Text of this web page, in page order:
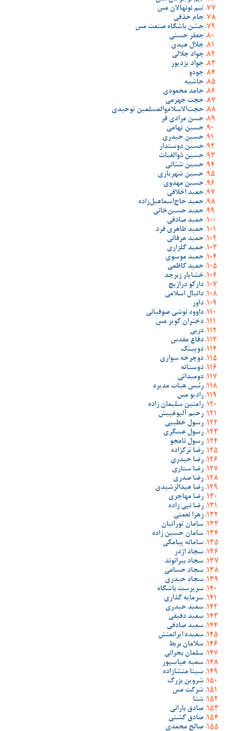
تیم نونهالان مس
جام حذفی
جشن باشگاه صنعت مس
جعفر حسنی
جلال عبدی
جواد جلالی
جواد یزدپور
جودو
حاشیه
حامد محمودی
حجت جهرمی
حجت‌الاسلام‌والمسلمین توحیدی
حسن مرادی فر
حسین تهامی
حسین حیدری
حسین دوستدار
حسین ذوالغیاث
حسین شنانی
حسین شهریاری
حسین مهدوی
حمید اخلاقی
حمید حاج‌اسماعیل‌زاده
حمید حسین‌خانی
حمید صادقی
حمید طاهری فرد
حمید عرفانی
حمید گلزاری
حمید موسوی
حمید کاظمی
خشایار زبرجد
دارکو دراژیچ
دانیال اسلامی
داور
داوود نوشی صوفیانی
دختران کویر مس
دربی
دفاع مقدس
دوپینگ
دوچرخه سواری
دوستانه
دومیدانی
رئیس هیات مدیره
رادیو مس
رامتین سلیمان زاده
رحیم آلبوغبیش
رسول خطیبی
رسول عسگری
رسول نامجو
رضا ترکزاده
رضا حیدری
رضا ستاری
رضا صدری
رضا عبدالرشیدی
رضا مهاجری
رضا نبی زاده
زهرا نعمتی
سامان تورانیان
سامان حسین زاده
سامانه پیامکی
سجاد اژدر
سجاد بیرانوند
سجاد حسامی
سجاد حیدری
سرپرست باشگاه
سرمایه گذاری
سعید حیدری
سعید دقیقی
سعید صادقی
سعیده ایرانمنش
سلامان بربط
سلمان بحرانی
سمیه عباسپور
سینا منشازاده
شروین بزرگ
شرکت مس
شنا
صادق بارانی
صادق گشنی
صالح محمدی